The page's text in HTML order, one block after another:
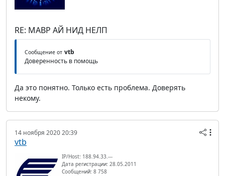
RE: МАВР АЙ НИД НЕЛП
Сообщение от vtb
Доверенность в помощь
Да это понятно. Только есть проблема. Доверять
некому.
14 ноября 2020 20:39
vtb
IP/Host: 188.94.33.---
Дата регистрации: 28.05.2011
Сообщений: 8 758